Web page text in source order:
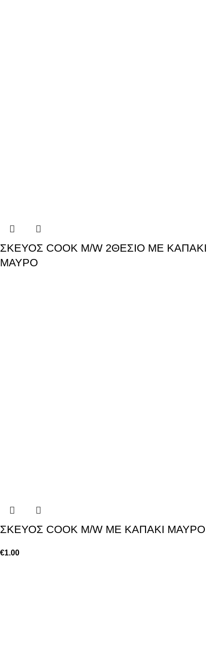
ΣΚΕΥΟΣ COOK M/W 2ΘΕΣΙΟ ΜΕ ΚΑΠΑΚΙ
ΜΑΥΡΟ
ΣΚΕΥΟΣ COOK M/W ΜΕ ΚΑΠΑΚΙ ΜΑΥΡΟ
€1.00